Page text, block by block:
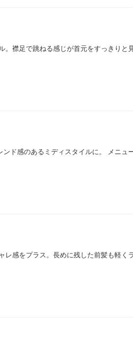
襟足で跳ねる感じが首元をすっきりと
ド感のあるミディスタイルに。 メニュ
感をプラス。長めに残した前髪も軽く